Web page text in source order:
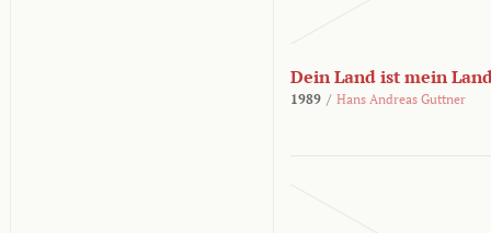
Dein Land ist mein
1989 / Hans Andreas Guttner